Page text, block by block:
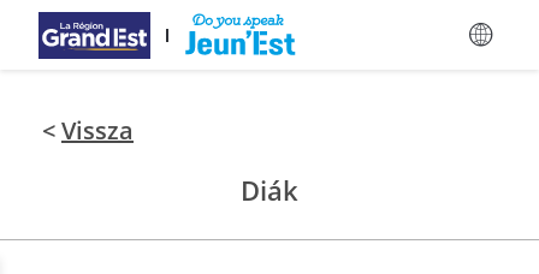
Ugrás a fő tartalomra
<Vissza
Diák